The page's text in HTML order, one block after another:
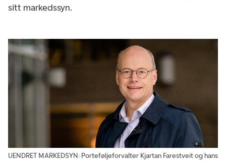
sitt markedssyn.
UENDRET MARKEDSYN: Porteføljeforvalter Kjartan Farestveit og hans